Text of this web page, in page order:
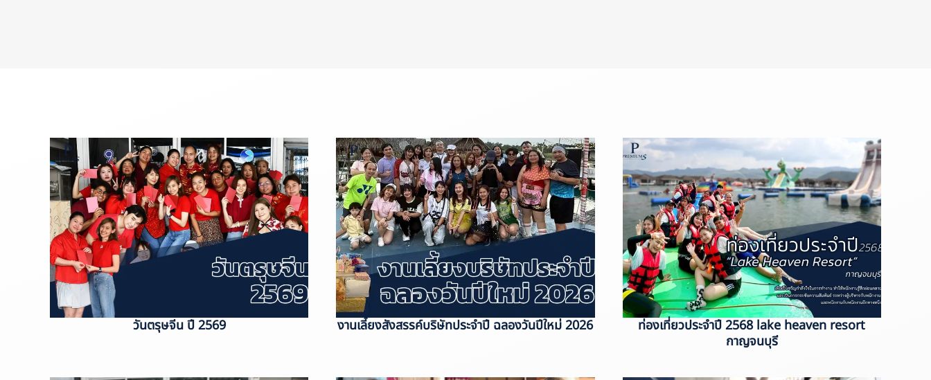
วันตรุษจีน ปี 2569 งานเลี้ยงสังสรรค์บริษัทประจำปี ฉลองวันปีใหม่ 2026
ท่องเที่ยวประจำปี 2568 lake heaven resort
กาญจนบุรี
PagePage